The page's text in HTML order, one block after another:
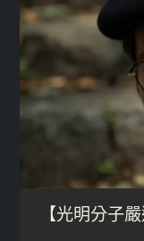
【光明分子